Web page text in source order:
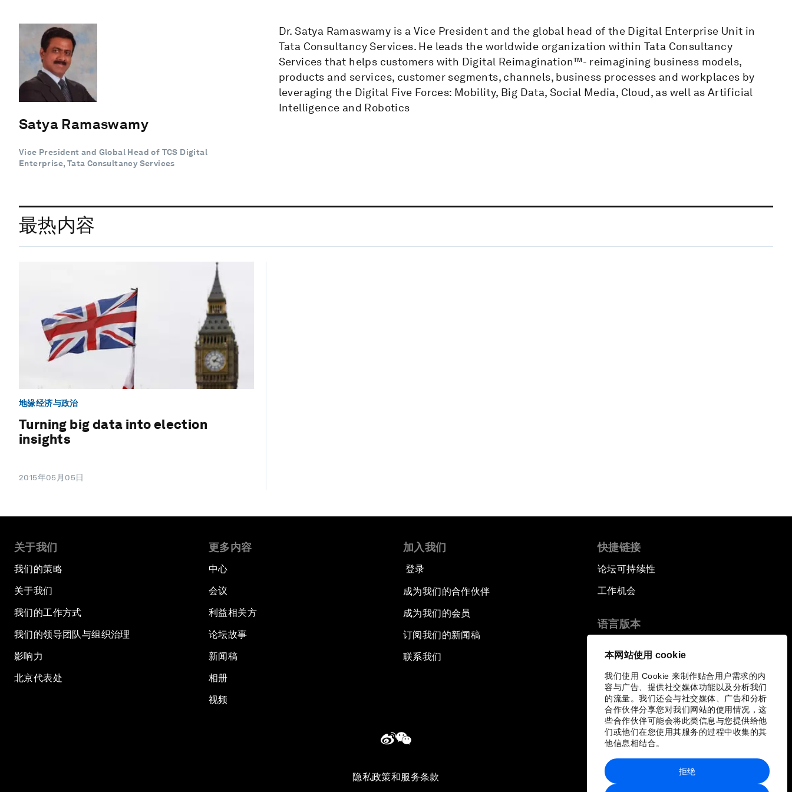
本网站使用 cookie
我们使用 Cookie 来制作贴合用户需求的内
容与广告、提供社交媒体功能以及分析我们
的流量。我们还会与社交媒体、广告和分析
合作伙伴分享您对我们网站的使用情况，这
些合作伙伴可能会将此类信息与您提供给他
们或他们在您使用其服务的过程中收集的其
他信息相结合。
拒绝
Satya Ramaswamy
Vice President and Global Head of TCS Digital
Enterprise, Tata Consultancy Services
Dr. Satya Ramaswamy is a Vice President and the global head of the Digital Enterprise Unit in
Tata Consultancy Services. He leads the worldwide organization within Tata Consultancy
Services that helps customers with Digital Reimagination™- reimagining business models,
products and services, customer segments, channels, business processes and workplaces by
leveraging the Digital Five Forces: Mobility, Big Data, Social Media, Cloud, as well as Artificial
Intelligence and Robotics
最热内容
地缘经济与政治
Turning big data into election
insights
2015年05月05日
关于我们
我们的策略
关于我们
我们的工作方式
我们的领导团队与组织治理
影响力
北京代表处
更多内容
中心
会议
利益相关方
论坛故事
新闻稿
相册
视频
加入我们
登录
成为我们的合作伙伴
成为我们的会员
订阅我们的新闻稿
联系我们
快捷链接
论坛可持续性
工作机会
语言版本
隐私政策和服务条款